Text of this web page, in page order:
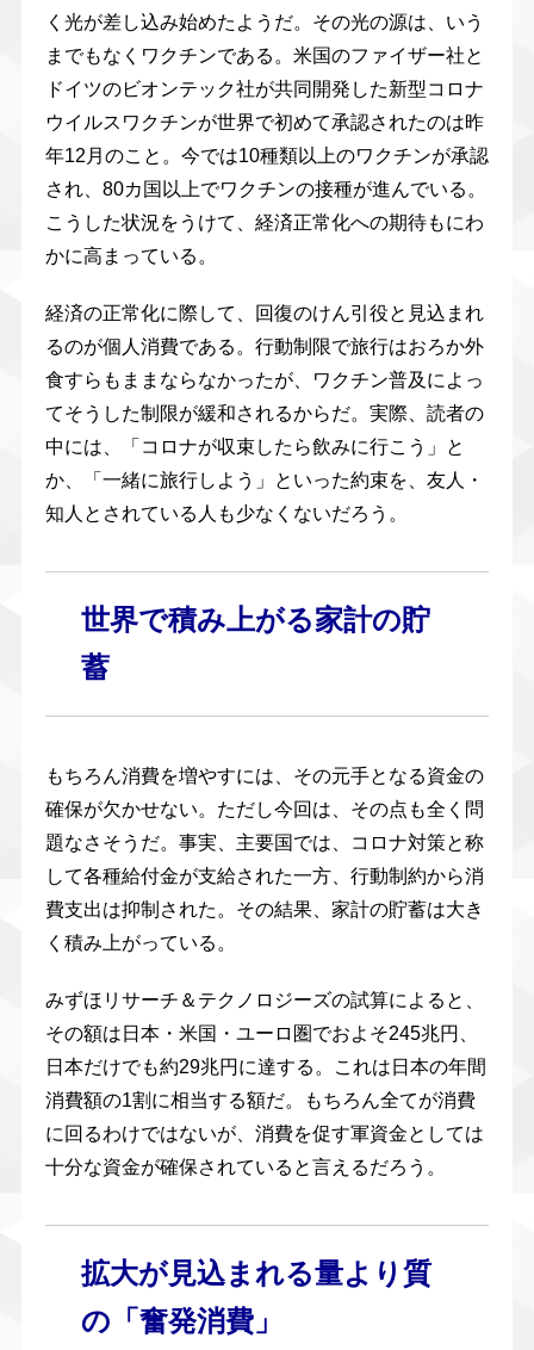
く光が差し込み始めたようだ。その光の源は、いう
までもなくワクチンである。米国のファイザー社と
ドイツのビオンテック社が共同開発した新型コロナ
ウイルスワクチンが世界で初めて承認されたのは昨
年12月のこと。今では10種類以上のワクチンが承認
され、80カ国以上でワクチンの接種が進んでいる。
こうした状況をうけて、経済正常化への期待もにわ
かに高まっている。
経済の正常化に際して、回復のけん引役と見込まれ
るのが個人消費である。行動制限で旅行はおろか外
食すらもままならなかったが、ワクチン普及によっ
てそうした制限が緩和されるからだ。実際、読者の
中には、「コロナが収束したら飲みに行こう」と
か、「一緒に旅行しよう」といった約束を、友人・
知人とされている人も少なくないだろう。
世界で積み上がる家計の貯
蓄
もちろん消費を増やすには、その元手となる資金の
確保が欠かせない。ただし今回は、その点も全く問
題なさそうだ。事実、主要国では、コロナ対策と称
して各種給付金が支給された一方、行動制約から消
費支出は抑制された。その結果、家計の貯蓄は大き
く積み上がっている。
みずほリサーチ＆テクノロジーズの試算によると、
その額は日本・米国・ユーロ圏でおよそ245兆円、
日本だけでも約29兆円に達する。これは日本の年間
消費額の1割に相当する額だ。もちろん全てが消費
に回るわけではないが、消費を促す軍資金としては
十分な資金が確保されていると言えるだろう。
拡大が見込まれる量より質
の「奮発消費」